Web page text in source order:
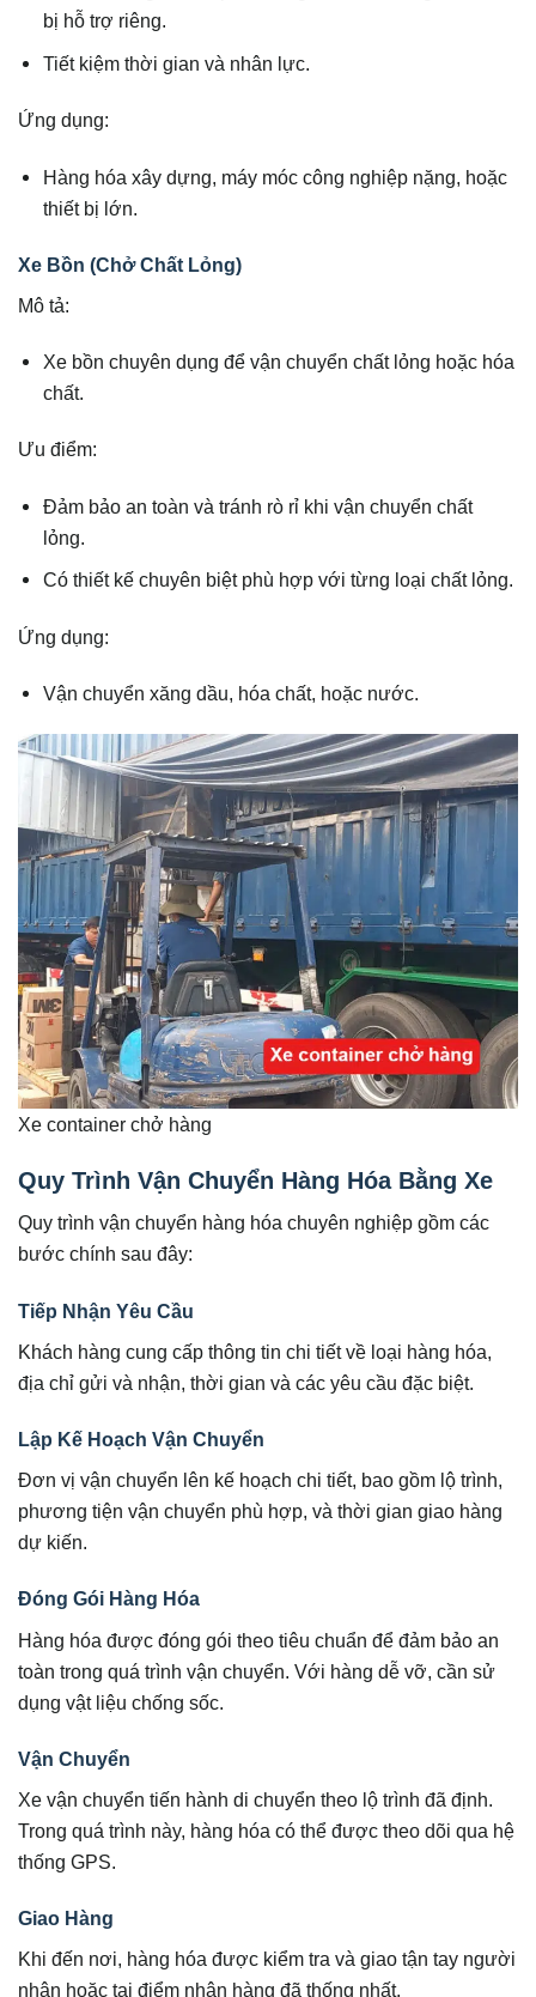
bị hỗ trợ riêng.
Tiết kiệm thời gian và nhân lực.
Ứng dụng:
Hàng hóa xây dựng, máy móc công nghiệp nặng, hoặc
thiết bị lớn.
Xe Bồn (Chở Chất Lỏng)
Mô tả:
Xe bồn chuyên dụng để vận chuyển chất lỏng hoặc hóa
chất.
Ưu điểm:
Đảm bảo an toàn và tránh rò rỉ khi vận chuyển chất
lỏng.
Có thiết kế chuyên biệt phù hợp với từng loại chất lỏng.
Ứng dụng:
Vận chuyển xăng dầu, hóa chất, hoặc nước.
Xe container chở hàng
Quy Trình Vận Chuyển Hàng Hóa Bằng Xe
Quy trình vận chuyển hàng hóa chuyên nghiệp gồm các
bước chính sau đây:
Tiếp Nhận Yêu Cầu
Khách hàng cung cấp thông tin chi tiết về loại hàng hóa,
địa chỉ gửi và nhận, thời gian và các yêu cầu đặc biệt.
Lập Kế Hoạch Vận Chuyển
Đơn vị vận chuyển lên kế hoạch chi tiết, bao gồm lộ trình,
phương tiện vận chuyển phù hợp, và thời gian giao hàng
dự kiến.
Đóng Gói Hàng Hóa
Hàng hóa được đóng gói theo tiêu chuẩn để đảm bảo an
toàn trong quá trình vận chuyển. Với hàng dễ vỡ, cần sử
dụng vật liệu chống sốc.
Vận Chuyển
Xe vận chuyển tiến hành di chuyển theo lộ trình đã định.
Trong quá trình này, hàng hóa có thể được theo dõi qua hệ
thống GPS.
Giao Hàng
Khi đến nơi, hàng hóa được kiểm tra và giao tận tay người
nhận hoặc tại điểm nhận hàng đã thống nhất.